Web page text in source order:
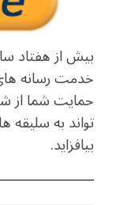
بیش از هفتاد
خدمت رسانه
حمایت شما از
تواند به سلیقه
بیافزاید.